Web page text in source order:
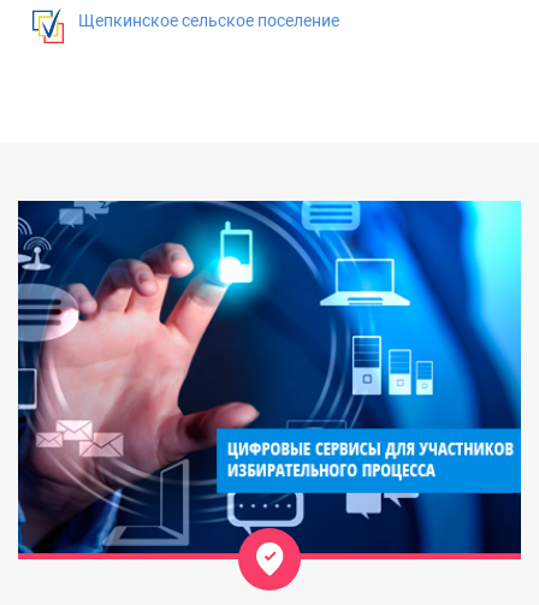
Щепкинское сельское поселение